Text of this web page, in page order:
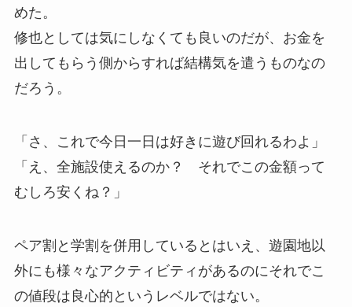
めた。
修也としては気にしなくても良いのだが、お金を
出してもらう側からすれば結構気を遣うものなの
だろう。
「さ、これで今日一日は好きに遊び回れるわよ」
「え、全施設使えるのか？ それでこの金額って
むしろ安くね？」
ペア割と学割を併用しているとはいえ、遊園地以
外にも様々なアクティビティがあるのにそれでこ
の値段は良心的というレベルではない。